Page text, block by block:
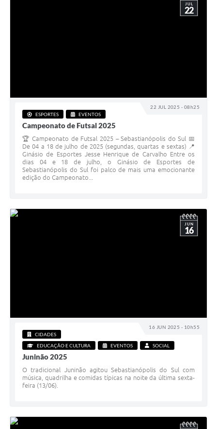
22 JUL 2025 - 08h25
JUL
22
ESPORTES EVENTOS
Campeonato de Futsal 2025
🏆 Campeonato de Futsal 2025 – Sebastianópolis do Sul 📅
De 04 a 18 de julho de 2025 (segundas, quartas e sextas) 📍
Ginásio de Esportes Jesse Henrique de Carvalho Entre os
dias 04 e 18 de julho, o Ginásio de Esportes de
Sebastianópolis do Sul foi palco de mais uma emocionante
edição do Campeonato...
16 JUN 2025 - 10h55
JUN
16
CIDADES
EDUCAÇÃO E CULTURA
EVENTOS SOCIAL
Juninão 2025
O tradicional Juninão agitou Sebastianópolis do Sul com
música, quadrilha e comidas típicas na noite da última sexta-
feira (13/06).